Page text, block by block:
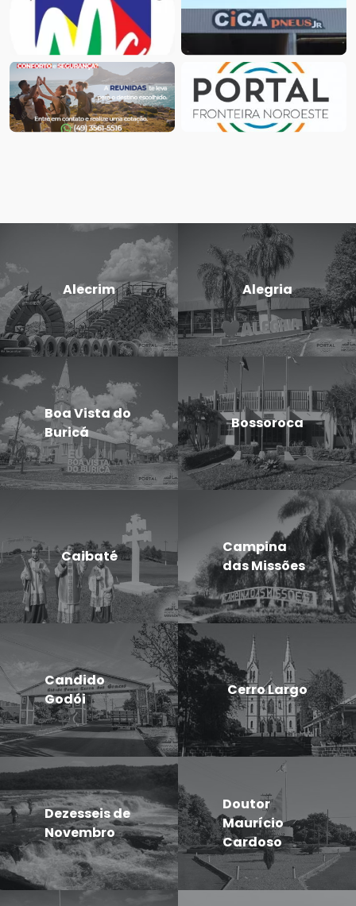
Alecrim Alegria
Boa Vista do
Buricá
Bossoroca
Caibaté
Campina
das Missões
Candido
Godói
Cerro Largo
Dezesseis de
Novembro
Doutor
Maurício
Cardoso